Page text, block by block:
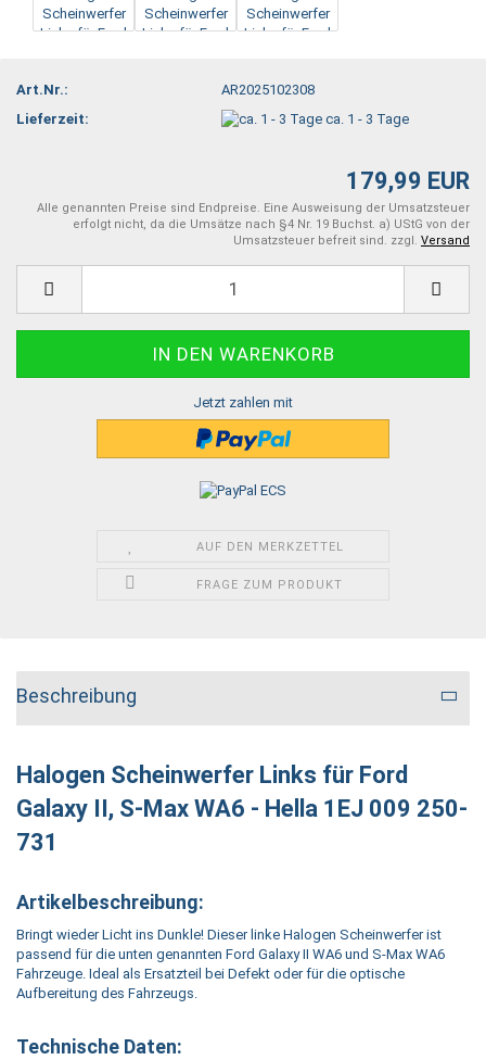
Art.Nr.:
AR2025102308
Lieferzeit:
ca. 1 - 3 Tage
179,99 EUR
Alle genannten Preise sind Endpreise. Eine Ausweisung der Umsatzsteuer
erfolgt nicht, da die Umsätze nach §4 Nr. 19 Buchst. a) UStG von der
Umsatzsteuer befreit sind. zzgl. Versand
Jetzt zahlen mit
AUF DEN MERKZETTEL
FRAGE ZUM PRODUKT
Beschreibung
Halogen Scheinwerfer Links für Ford
Galaxy II, S-Max WA6 - Hella 1EJ 009 250-
731
Artikelbeschreibung:
Bringt wieder Licht ins Dunkle! Dieser linke Halogen Scheinwerfer ist
passend für die unten genannten Ford Galaxy II WA6 und S-Max WA6
Fahrzeuge. Ideal als Ersatzteil bei Defekt oder für die optische
Aufbereitung des Fahrzeugs.
Technische Daten: